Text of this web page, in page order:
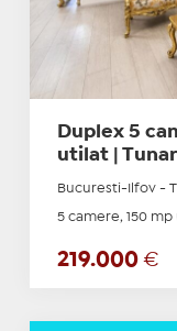
Duplex 5
utilat |
Bucuresti-Ilfov -
5 camere, 150 mp
219.000 €